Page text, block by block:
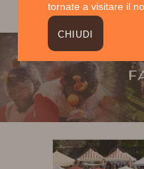
tornate a visitare il
CHIUDI